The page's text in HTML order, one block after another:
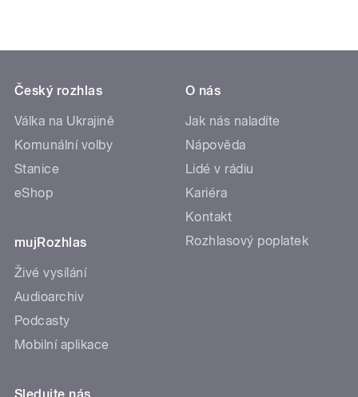
Český rozhlas
Válka na Ukrajině
Komunální volby
Stanice
eShop
mujRozhlas
Živé vysílání
Audioarchiv
Podcasty
Mobilní aplikace
O nás
Jak nás naladíte
Nápověda
Lidé v rádiu
Kariéra
Kontakt
Rozhlasový poplatek